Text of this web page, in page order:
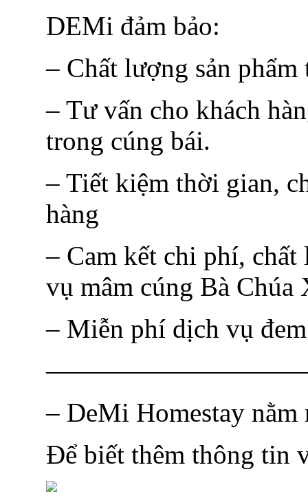
DEMi đảm bảo:
– Chất lượng sản
– Tư vấn cho khách
trong cúng bái.
– Tiết kiệm thời gian,
hàng
– Cam kết chi phí,
vụ mâm cúng Bà Chúa
– Miễn phí dịch vụ
– DeMi Homestay
Để biết thêm thông tin